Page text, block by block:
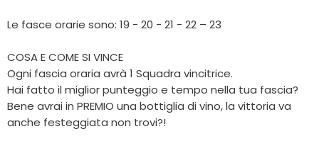
Le fasce orarie sono: 19 - 20 - 21 - 22 – 23
COSA E COME SI VINCE
Ogni fascia oraria avrà 1 Squadra vincitrice.
Hai fatto il miglior punteggio e tempo nella tua fascia?
Bene avrai in PREMIO una bottiglia di vino, la vittoria va
anche festeggiata non trovi?!